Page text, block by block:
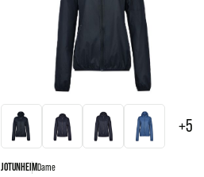
+5
JOTUNHEIMDame